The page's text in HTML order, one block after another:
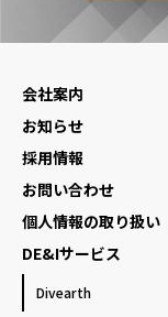
会社案内
お知らせ
採用情報
お問い合わせ
個人情報の取り扱い
DE&Iサービス
Divearth